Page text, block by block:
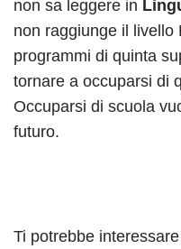
non sa leggere in
non raggiunge il livello
programmi di quinta
tornare a occuparsi di
Occuparsi di scuola
futuro.
Ti potrebbe